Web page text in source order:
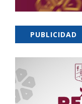
PUBLICIDAD